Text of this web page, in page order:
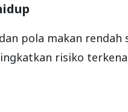
pola makan rendah
risiko